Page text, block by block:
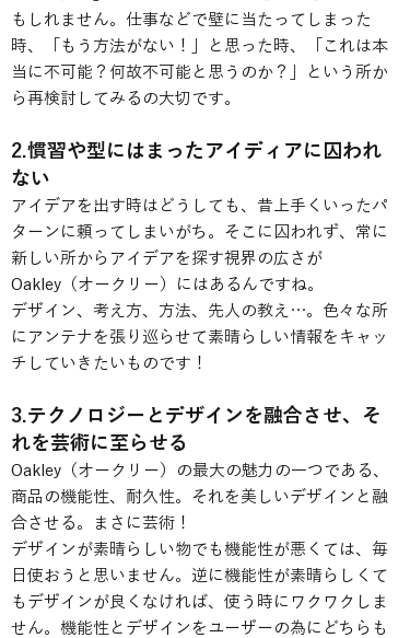
もしれません。仕事などで壁に当たってしまった
時、「もう方法がない！」と思った時、「これは本
当に不可能？何故不可能と思うのか？」という所か
ら再検討してみるの大切です。
2.慣習や型にはまったアイディアに囚われ
ない
アイデアを出す時はどうしても、昔上手くいったパ
ターンに頼ってしまいがち。そこに囚われず、常に
新しい所からアイデアを探す視界の広さが
Oakley（オークリー）にはあるんですね。
デザイン、考え方、方法、先人の教え…。色々な所
にアンテナを張り巡らせて素晴らしい情報をキャッ
チしていきたいものです！
3.テクノロジーとデザインを融合させ、そ
れを芸術に至らせる
Oakley（オークリー）の最大の魅力の一つである、
商品の機能性、耐久性。それを美しいデザインと融
合させる。まさに芸術！
デザインが素晴らしい物でも機能性が悪くては、毎
日使おうと思いません。逆に機能性が素晴らしくて
もデザインが良くなければ、使う時にワクワクしま
せん。機能性とデザインをユーザーの為にどちらも